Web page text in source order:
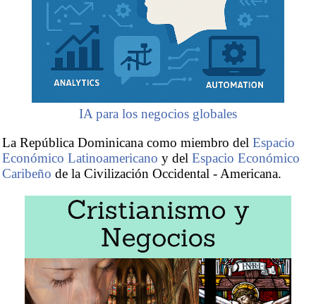
IA para los negocios globales
La República Dominicana como miembro del Espacio
Económico Latinoamericano y del Espacio Económico
Caribeño de la Civilización Occidental - Americana.